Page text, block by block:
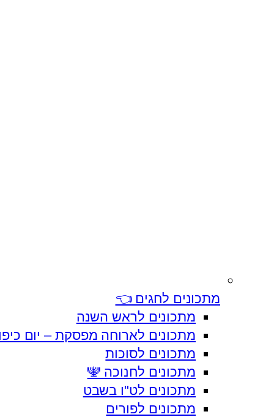
מתכונים לחגים 👈
מתכונים לראש השנה
מתכונים לארוחה מפסקת – יום
מתכונים לסוכות
מתכונים לחנוכה 🕎
מתכונים לט"ו בשבט
מתכונים לפורים